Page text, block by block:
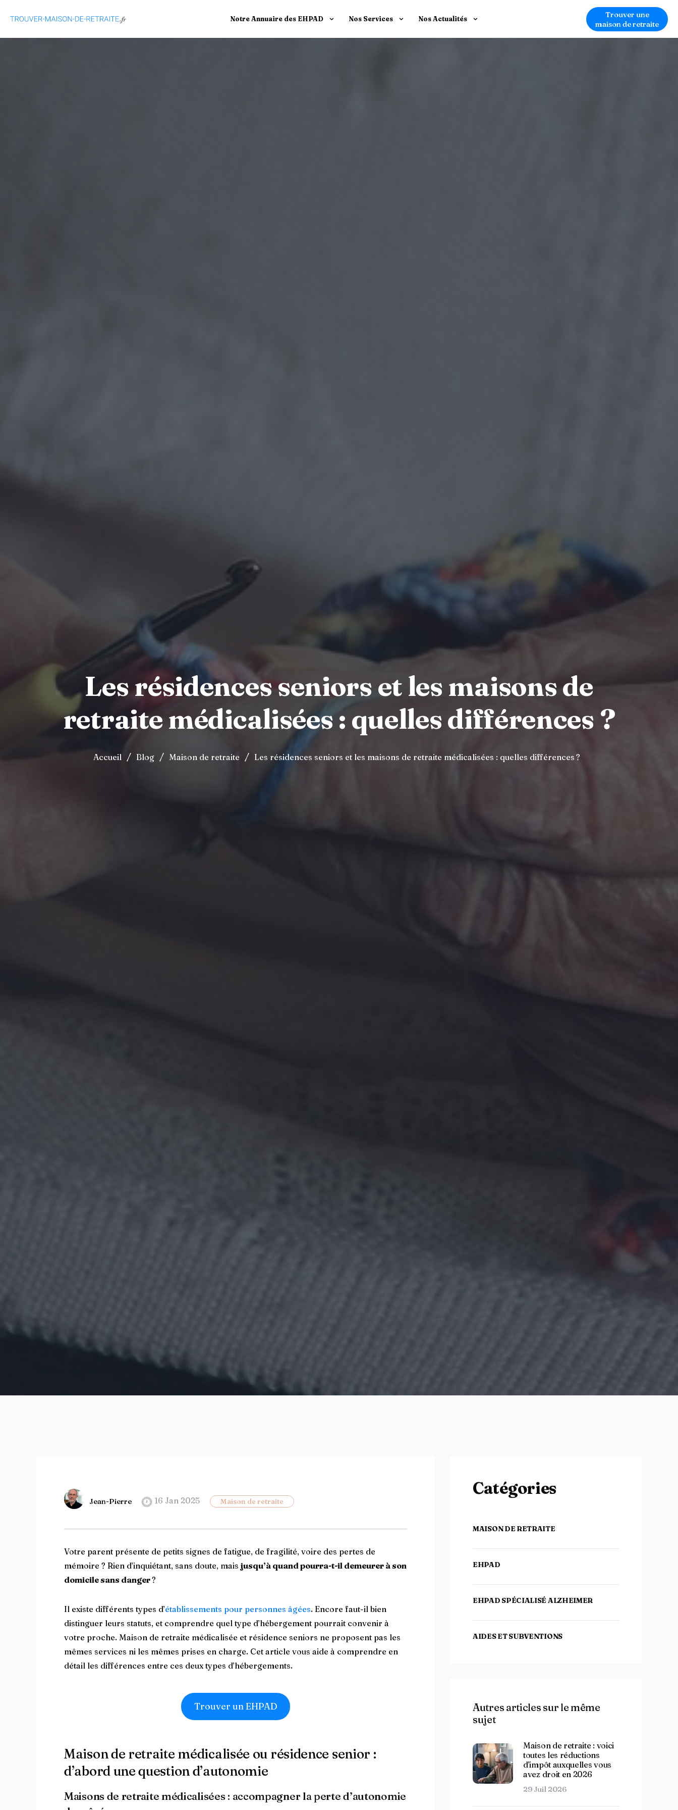
Notre Annuaire des EHPAD Nos Services Nos Actualités
Trouver une
maison de retraite
Les résidences seniors et les maisons de
retraite médicalisées : quelles différences ?
Accueil / Blog / Maison de retraite / Les résidences seniors et les maisons de retraite médicalisées : quelles différences ?
Jean-Pierre 16 Jan 2025 Maison de retraite
Votre parent présente de petits signes de fatigue, de fragilité, voire des pertes de
mémoire ? Rien d’inquiétant, sans doute, mais jusqu’à quand pourra-t-il demeurer à son
domicile sans danger?
Il existe différents types d’établissements pour personnes âgées. Encore faut-il bien
distinguer leurs statuts, et comprendre quel type d’hébergement pourrait convenir à
votre proche. Maison de retraite médicalisée et résidence seniors ne proposent pas les
mêmes services ni les mêmes prises en charge. Cet article vous aide à comprendre en
détail les différences entre ces deux types d’hébergements.
Trouver un EHPAD
Maison de retraite médicalisée ou résidence senior :
d’abord une question d’autonomie
Maisons de retraite médicalisées : accompagner la perte d’autonomie
Catégories
MAISON DE RETRAITE
EHPAD
EHPAD SPÉCIALISÉ ALZHEIMER
AIDES ET SUBVENTIONS
Autres articles sur le même
sujet
Maison de retraite : voici
toutes les réductions
d’impôt auxquelles vous
avez droit en 2026
29 Juil 2026